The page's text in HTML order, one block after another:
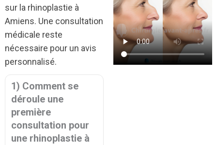
sur la rhinoplastie à
Amiens. Une consultation
médicale reste
nécessaire pour un avis
personnalisé.
1) Comment se
déroule une
première
consultation pour
une rhinoplastie à